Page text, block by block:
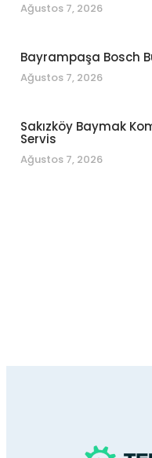
Ağustos 7, 2026
Bayrampaşa Bosch
Ağustos 7, 2026
Sakızköy Baymak
Servis
Ağustos 7, 2026